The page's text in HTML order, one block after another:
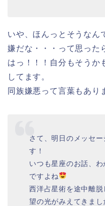
いや、ほんっとそうなん
嫌だな・・・って思った
はっ！！！自分もそうか
してます。
同族嫌悪って言葉もあり
さて、明日のメッセ
す！
いつも星座のお話、
ですよね
西洋占星術を途中離
望の光がみえてきまし